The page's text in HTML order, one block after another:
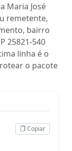
Maria José
remetente,
bairro
25821-540
linha é o
o pacote
Copiar